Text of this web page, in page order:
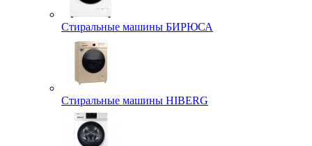
Стиральные машины БИРЮСА
Стиральные машины HIBERG